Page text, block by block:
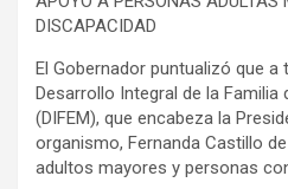
DISCAPACIDAD
El Gobernador puntualizó que a
Desarrollo Integral de la Familia
(DIFEM), que encabeza la
organismo, Fernanda Castillo
adultos mayores y personas